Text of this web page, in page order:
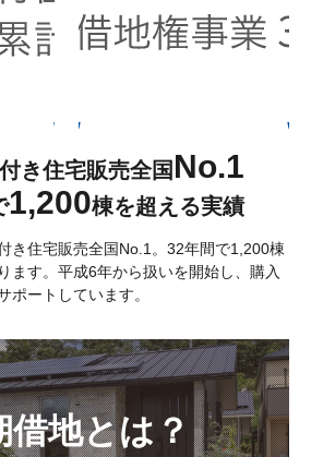
き住宅販売全国 No.1
1,200棟を超える実績
き住宅販売全国No.1。32年間で1,200棟
ます。平成6年から扱いを開始し、購入
ポートしています。
借地とは？